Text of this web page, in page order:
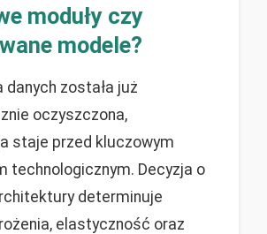
moduły czy
modele?
danych została już
oczyszczona,
staje przed kluczowym
technologicznym. Decyzja o
determinuje
elastyczność oraz